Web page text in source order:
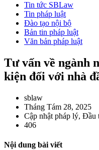
Tin tức SBLaw
Tin pháp luật
Đào tạo nội bộ
Bản tin pháp luật
Văn bản pháp luật
Tư vấn về ngành
kiện đối với nhà
sblaw
Tháng Tám 28, 2025
Cập nhật pháp lý, Đầu
406
Nội dung bài viết